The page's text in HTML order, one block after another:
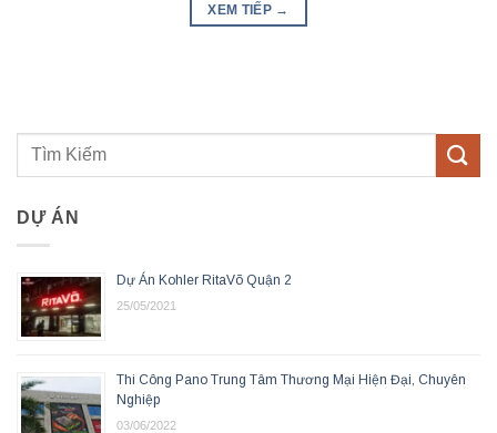
XEM TIẾP →
DỰ ÁN
Dự Án Kohler RitaVõ Quận 2
25/05/2021
Thi Công Pano Trung Tâm Thương Mại Hiện Đại, Chuyên
Nghiệp
03/06/2022